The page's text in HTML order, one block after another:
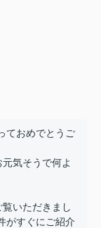
ておめでとうご
気そうで何よ
いただきまし
がすぐにご紹介